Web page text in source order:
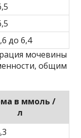
до 6,4
мочевины
общим
в ммоль /
л